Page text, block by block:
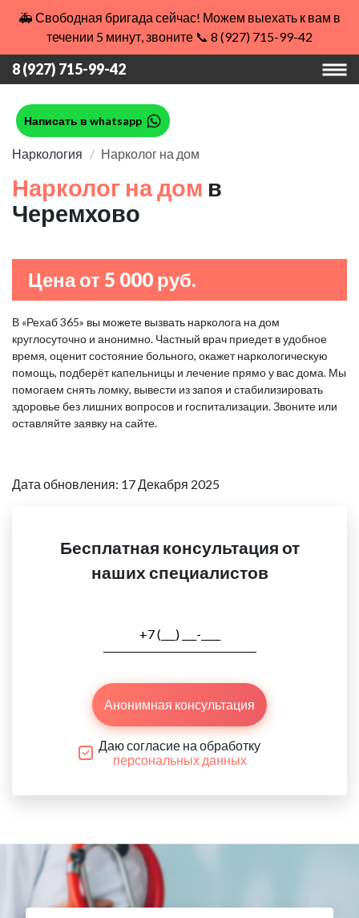
🚑 Свободная бригада сейчас! Можем выехать к вам в
течении 5 минут, звоните 📞 8 (927) 715-99-42
8 (927) 715-99-42
Написать в whatsapp
Наркология Нарколог на дом
Нарколог на дом в
Черемхово
Цена от 5 000 руб.
В «Рехаб 365» вы можете вызвать нарколога на дом
круглосуточно и анонимно. Частный врач приедет в удобное
время, оценит состояние больного, окажет наркологическую
помощь, подберёт капельницы и лечение прямо у вас дома. Мы
помогаем снять ломку, вывести из запоя и стабилизировать
здоровье без лишних вопросов и госпитализации. Звоните или
оставляйте заявку на сайте.
Дата обновления: 17 Декабря 2025
Бесплатная консультация от
наших специалистов
Анонимная консультация
Даю согласие на обработку
персональных данных